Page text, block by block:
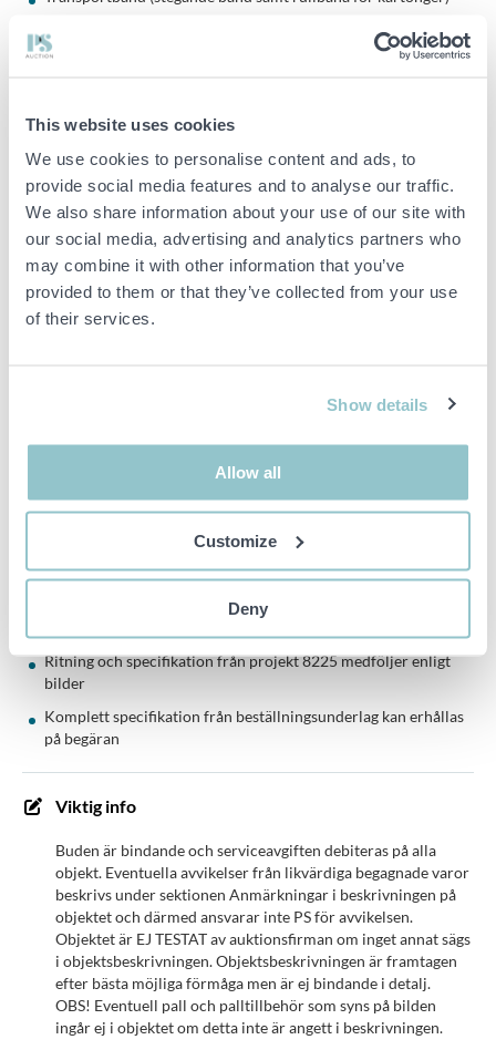
This website uses cookies
We use cookies to personalise content and ads, to
provide social media features and to analyse our traffic.
We also share information about your use of our site with
our social media, advertising and analytics partners who
may combine it with other information that you’ve
provided to them or that they’ve collected from your use
of their services.
Show details
Allow all
Customize
Deny
Nivåcylinder och fyllningsmunstycke
Manöverpanel för fyllning och etikettering
1000 liters rostfri container med läckageskydd
Rostfri behållare med inbyggd visp (ca 300 liter)
Komplett etiketteringsenhet
Roterande påmatningsbord
Transportband / rullband
Utrustning för kork eller spraypump-åtdragning
Rundbord diameter: ca 1000 mm (enligt ritning)
Övrig information:
Ritning och specifikation från projekt 8225 medföljer enligt
bilder
Komplett specifikation från beställningsunderlag kan erhållas
på begäran
Viktig info
Buden är bindande och serviceavgiften debiteras på alla
objekt. Eventuella avvikelser från likvärdiga begagnade varor
beskrivs under sektionen Anmärkningar i beskrivningen på
objektet och därmed ansvarar inte PS för avvikelsen.
Objektet är EJ TESTAT av auktionsfirman om inget annat sägs
i objektsbeskrivningen. Objektsbeskrivningen är framtagen
efter bästa möjliga förmåga men är ej bindande i detalj.
OBS! Eventuell pall och palltillbehör som syns på bilden
ingår ej i objektet om detta inte är angett i beskrivningen.